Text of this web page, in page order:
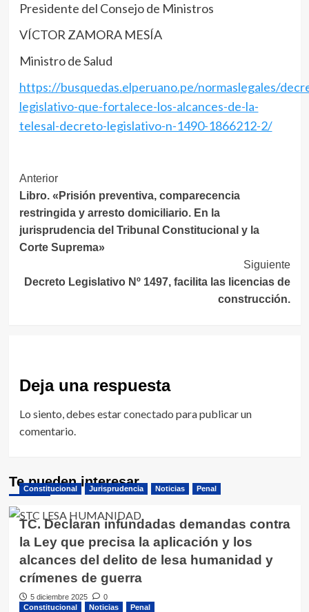
Presidente del Consejo de Ministros
VÍCTOR ZAMORA MESÍA
Ministro de Salud
https://busquedas.elperuano.pe/normaslegales/
legislativo-que-fortalece-los-alcances-de-la-
telesal-decreto-legislativo-n-1490-1866212-2/
Navegación
de
entradas
Anterior
Libro. «Prisión preventiva, comparecencia
restringida y arresto domiciliario. En la
jurisprudencia del Tribunal Constitucional y la
Corte Suprema»
Siguiente
Decreto Legislativo Nº 1497, facilita las licencias de
construcción.
Deja una respuesta
Lo siento, debes estarconectado para publicar un
comentario.
Te pueden interesar
Constitucional Jurisprudencia Noticias Penal
TC. Declaran infundadas demandas contra
la Ley que precisa la aplicación y los
alcances del delito de lesa humanidad y
crímenes de guerra
5 diciembre 2025
0
Constitucional
Noticias Penal